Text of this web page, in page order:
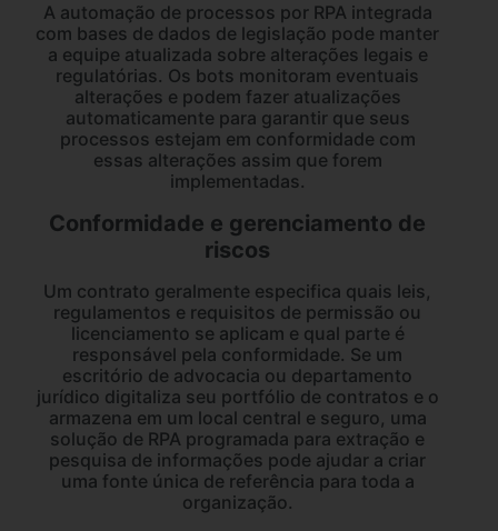
A automação de processos por RPA integrada
com bases de dados de legislação pode manter
a equipe atualizada sobre alterações legais e
regulatórias. Os bots monitoram eventuais
alterações e podem fazer atualizações
automaticamente para garantir que seus
processos estejam em conformidade com
essas alterações assim que forem
implementadas.
Conformidade e gerenciamento de
riscos
Um contrato geralmente especifica quais leis,
regulamentos e requisitos de permissão ou
licenciamento se aplicam e qual parte é
responsável pela conformidade. Se um
escritório de advocacia ou departamento
jurídico digitaliza seu portfólio de contratos e o
armazena em um local central e seguro, uma
solução de RPA programada para extração e
pesquisa de informações pode ajudar a criar
uma fonte única de referência para toda a
organização.